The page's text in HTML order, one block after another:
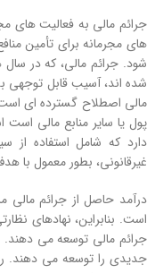
شود. جرائم مالی، که در
شده‌ اند، آسیب قابل توجهی
مالی اصطلاح گسترده ­ای
پول یا سایر منابع مالی است
دارد که شامل استفاده از
غیرقانونی، بطور معمول با
درآمد حاصل از جرائم مالی
است. بنابراین، نهادهای
جرائم مالی توسعه می ­دهند.
جدیدی را توسعه می ­دهند.